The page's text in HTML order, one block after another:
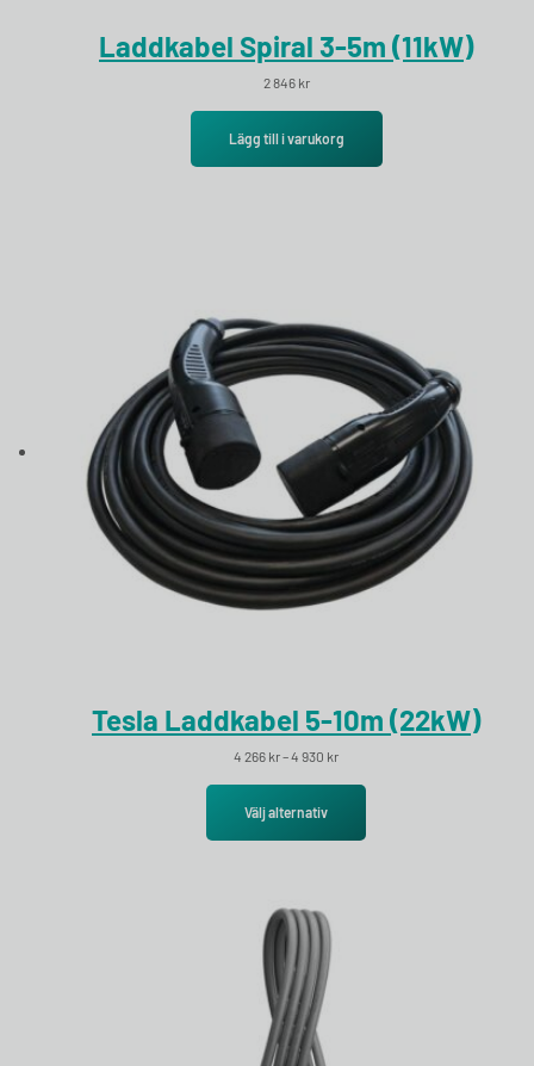
Laddkabel Spiral 3-5m (11kW)
2 846 kr
Lägg till i varukorg
Tesla Laddkabel 5-10m (22kW)
4 266 kr–4 930 krPrisintervall: 4 266 kr till 4 930 kr
Välj alternativ